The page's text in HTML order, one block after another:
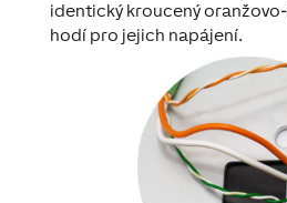
identický kroucený
hodí pro jejich napájení.